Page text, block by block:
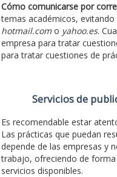
Cómo comunicarse por
temas académicos,
hotmail.como yahoo.es.
empresa para tratar
para tratar cuestiones de
Servicios de
Es recomendable estar
Las prácticas que puedan
depende de las empresas y
trabajo, ofreciendo de
servicios disponibles.